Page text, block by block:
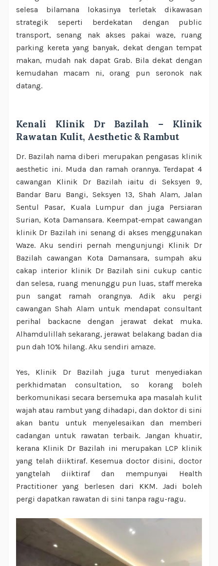
selesa bilamana lokasinya terletak dikawasan
strategik seperti berdekatan dengan public
transport, senang nak akses pakai waze, ruang
parking kereta yang banyak, dekat dengan tempat
makan, mudah nak dapat Grab. Bila dekat dengan
kemudahan macam ni, orang pun seronok nak
datang.
Kenali Klinik Dr Bazilah – Klinik
Rawatan Kulit, Aesthetic & Rambut
Dr. Bazilah nama diberi merupakan pengasas klinik
aesthetic ini. Muda dan ramah orannya. Terdapat 4
cawangan Klinik Dr Bazilah iaitu di Seksyen 9,
Bandar Baru Bangi, Seksyen 13, Shah Alam, Jalan
Sentul Pasar, Kuala Lumpur dan juga Persiaran
Surian, Kota Damansara. Keempat-empat cawangan
klinik Dr Bazilah ini senang di akses menggunakan
Waze. Aku sendiri pernah mengunjungi Klinik Dr
Bazilah cawangan Kota Damansara, sumpah aku
cakap interior klinik Dr Bazilah sini cukup cantic
dan selesa, ruang menunggu pun luas, staff mereka
pun sangat ramah orangnya. Adik aku pergi
cawangan Shah Alam untuk mendapat consultant
perihal backacne dengan jerawat dekat muka.
Alhamdulillah sekarang, jerawat belakang badan dia
pun dah 10% hilang. Aku sendiri amaze.
Yes, Klinik Dr Bazilah juga turut menyediakan
perkhidmatan consultation, so korang boleh
berkomunikasi secara bersemuka apa masalah kulit
wajah atau rambut yang dihadapi, dan doktor di sini
akan bantu untuk menyelesaikan dan memberi
cadangan untuk rawatan terbaik. Jangan khuatir,
kerana Klinik Dr Bazilah ini merupakan LCP klinik
yang telah diiktiraf. Kesemua doctor disini, doctor
yangtelah diiktiraf dan mempunyai Health
Practitioner yang berlesen dari KKM. Jadi boleh
pergi dapatkan rawatan di sini tanpa ragu-ragu.